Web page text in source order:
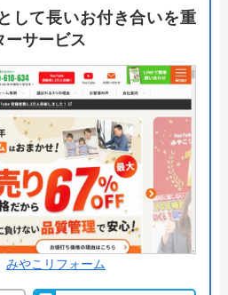
。まずは無料でできる相談や
をしてみるのがおすすめで
展示されています。
サイトで
詳細を見る
電話で相談する
6-12120
： 9:00～18:00
して長いお付き合いを重
ーサービス
みやこリフォーム